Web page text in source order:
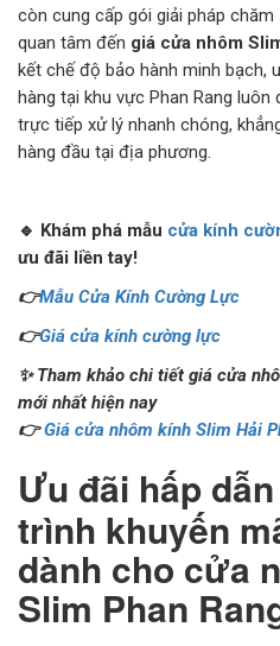
còn cung cấp gói giải pháp
quan tâm đến giá cửa nhôm
kết chế độ bảo hành minh bạch,
hàng tại khu vực Phan Rang
trực tiếp xử lý nhanh chóng,
hàng đầu tại địa phương.
🔹 Khám phá mẫu cửa kính
ưu đãi liền tay!
👉Mẫu Cửa Kính Cường Lực
👉Giá cửa kính cường lực
✨ Tham khảo chi tiết giá cửa
mới nhất hiện nay
👉Giá cửa nhôm kính Slim Hải
Ưu đãi hấp
trình khuyến
dành cho cửa
Slim Phan